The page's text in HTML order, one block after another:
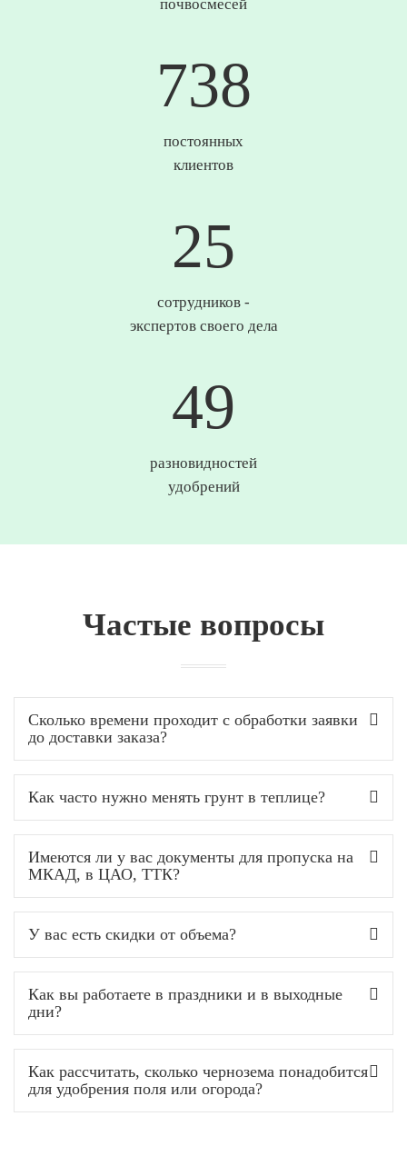
почвосмесей
746
постоянных
клиентов
25
сотрудников -
экспертов своего дела
50
разновидностей
удобрений
Частые вопросы
Сколько времени проходит с обработки заявки
до доставки заказа?
Как часто нужно менять грунт в теплице?
Имеются ли у вас документы для пропуска на
МКАД, в ЦАО, ТТК?
У вас есть скидки от объема?
Как вы работаете в праздники и в выходные
дни?
Как рассчитать, сколько чернозема понадобится
для удобрения поля или огорода?